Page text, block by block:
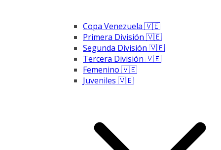
Copa Venezuela 🇻🇪
Primera División 🇻🇪
Segunda División 🇻🇪
Tercera División 🇻🇪
Femenino 🇻🇪
Juveniles 🇻🇪